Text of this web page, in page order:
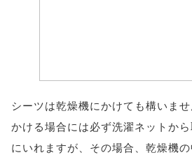
シーツは乾燥機にかけても構いま
かける場合には必ず洗濯ネットか
にいれますが、その場合、乾燥機